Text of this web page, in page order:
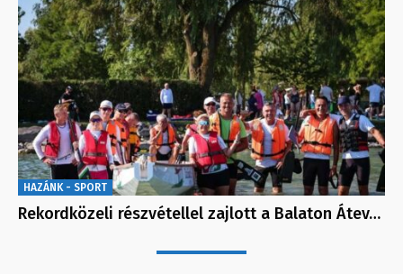
HAZÁNK - SPORT
Rekordközeli részvétellel zajlott a Balaton Átev…